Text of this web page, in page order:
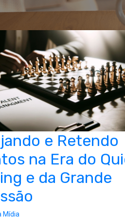
e Retendo
na Era do
e da Grande
Mídia